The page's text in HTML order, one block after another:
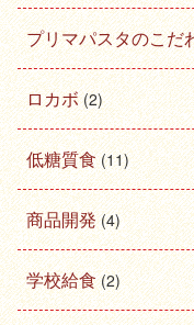
プリマパスタのこだ
ロカボ(2)
低糖質食(11)
商品開発(4)
学校給食(2)